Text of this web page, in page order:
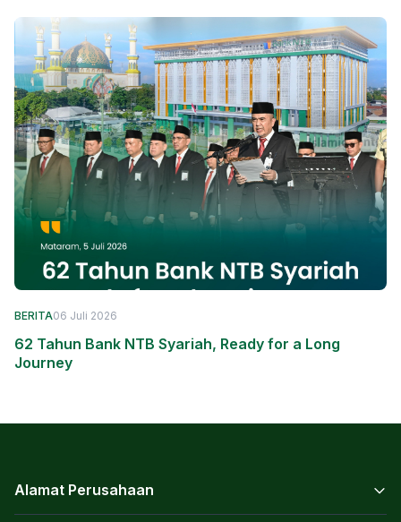
BERITA06 Juli 2026
62 Tahun Bank NTB Syariah, Ready for a Long
Journey
Alamat Perusahaan